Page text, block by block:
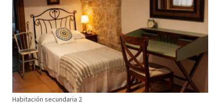
Habitación secundaria 2